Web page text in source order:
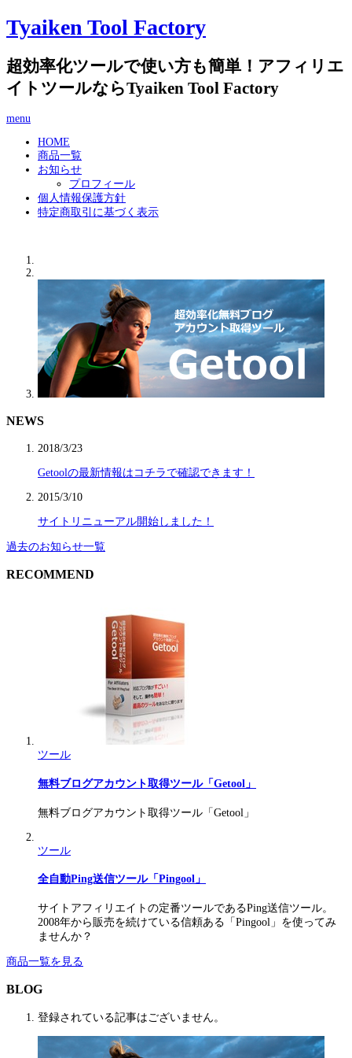
Tyaiken Tool Factory
超効率化ツールで使い方も簡単！アフィリエ
イトツールならTyaiken Tool Factory
menu
HOME
商品一覧
お知らせ
プロフィール
個人情報保護方針
特定商取引に基づく表示
NEWS
2018/3/23
Getoolの最新情報はコチラで確認できます！
2015/3/10
サイトリニューアル開始しました！
過去のお知らせ一覧
RECOMMEND
ツール
無料ブログアカウント取得ツール「Getool」
無料ブログアカウント取得ツール「Getool」
ツール
全自動Ping送信ツール「Pingool」
サイトアフィリエイトの定番ツールであるPing送信ツール。
2008年から販売を続けている信頼ある「Pingool」を使ってみ
ませんか？
商品一覧を見る
BLOG
登録されている記事はございません。